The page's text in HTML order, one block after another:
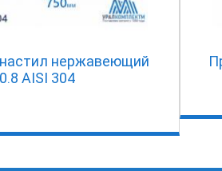
нержавеющий
AISI 304